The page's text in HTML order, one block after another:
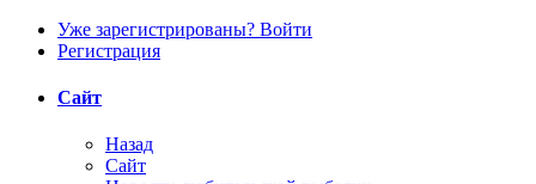
Уже зарегистрированы? Войти
Регистрация
Сайт
Назад
Сайт